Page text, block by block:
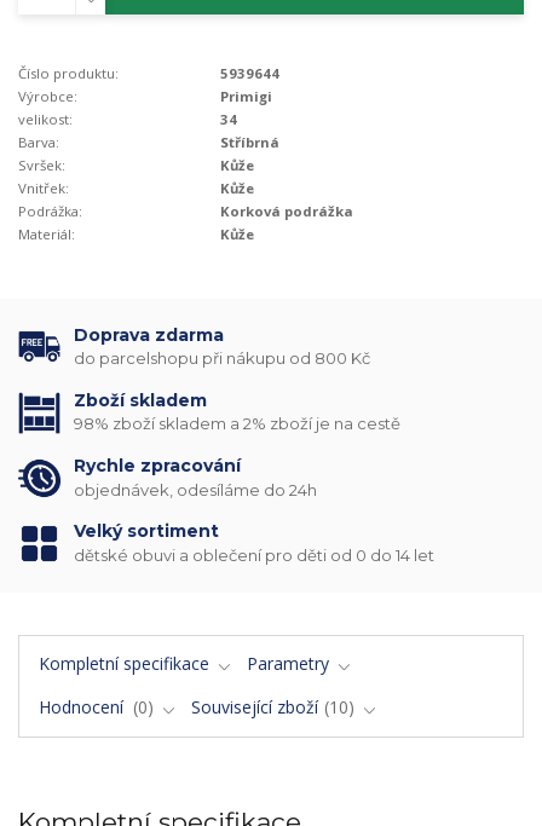
Číslo produktu:
5939644
Výrobce:
Primigi
velikost:
34
Barva:
Stříbrná
Svršek:
Kůže
Vnitřek:
Kůže
Podrážka:
Korková podrážka
Materiál:
Kůže
Doprava zdarma
do parcelshopu při nákupu od 800 Kč
Zboží skladem
98% zboží skladem a 2% zboží je na cestě
Rychle zpracování
objednávek, odesíláme do 24h
Velký sortiment
dětské obuvi a oblečení pro děti od 0 do 14 let
Kompletní specifikace
Parametry
Hodnocení
0 Související zboží 10